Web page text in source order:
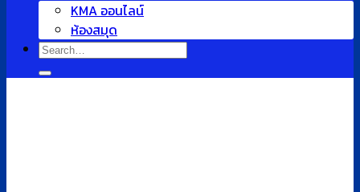
KMA ออนไลน์
ห้องสมุด